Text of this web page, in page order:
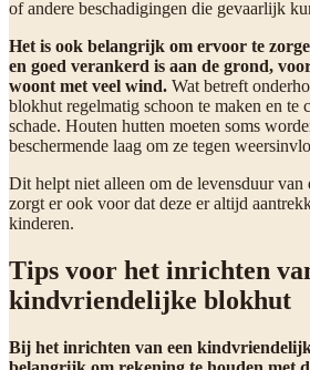
of andere beschadigingen die gevaarlijk
Het is ook belangrijk om ervoor te
en goed verankerd is aan de grond,
woont met veel wind. Wat betreft
blokhut regelmatig schoon te maken en te
schade. Houten hutten moeten soms
beschermende laag om ze tegen
Dit helpt niet alleen om de levensduur van
zorgt er ook voor dat deze er altijd
kinderen.
Tips voor het inrichten
kindvriendelijke blokhut
Bij het inrichten van een